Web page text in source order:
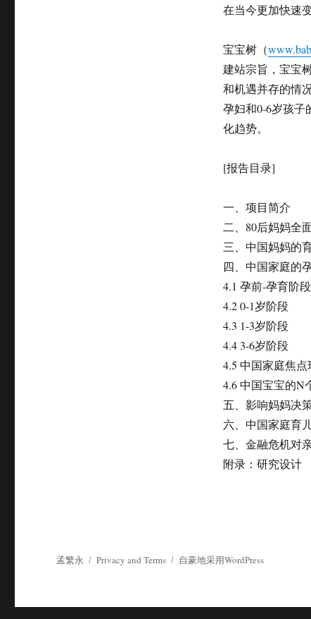
在当今更加快速
宝宝树（
建站宗旨，宝宝
和机遇并存的情
孕妇和0-6岁孩子
化趋势。
[报告目录]
一、项目简介
二、80后妈妈全
三、中国妈妈的
四、中国家庭的
4.1 孕前-孕育阶段
4.2 0-1岁阶段
4.3 1-3岁阶段
4.4 3-6岁阶段
4.5 中国家庭焦
4.6 中国宝宝的N
五、影响妈妈决
六、中国家庭育
七、金融危机对
附录：研究设计
孟繁永 Privacy and Terms 自豪地采用WordPress